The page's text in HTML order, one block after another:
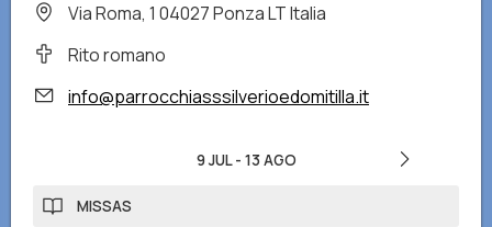
Via Roma, 1 04027 Ponza LT Italia
Rito romano
info@parrocchiasssilverioedomitilla.it
9 JUL- 13 AGO
MISSAS